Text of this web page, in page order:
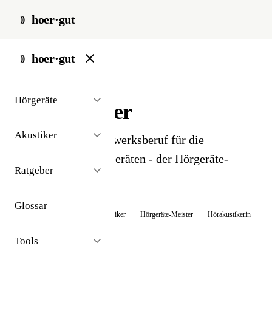
hoer·gut
hoer·gut
Hörgeräte
Akustiker
Ratgeber
Glossar
Tools
start / glossar / akustiker
Hörakustiker
Spezialisierter Handwerksberuf für die
Anpassung von Hörgeräten - der Hörgeräte-
Meister.
Hörgeräteakustiker Hörgeräte-Meister Hörakustikerin